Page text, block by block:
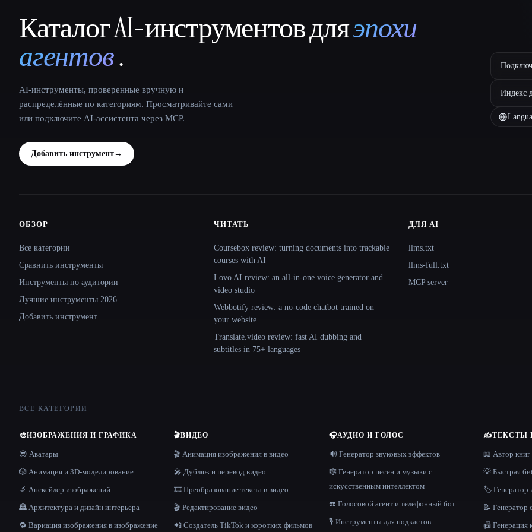
That AI Collection
Каталог AI-инструментов дляэпохи
агентов.
AI-инструменты, проверенные вручную и
распределённые по категориям. Просматривайте сами
или подключите AI-ассистента через MCP.
Добавить инструмент→
Индекс
Site navigation
ОБЗОР
Все категории
Сравнить инструменты
Инструменты по аудитории
Лучшие инструменты 2026
Добавить инструмент
ЧИТАТЬ
Coursebox review: turning documents into trackable
courses with AI
Lovo AI review: an all-in-one voice generator and
video studio
Webbotify review: a no-code chatbot trained on
your website
Translate.video review: fast AI dubbing and
subtitles in 75+ languages
ДЛЯ AI
llms.txt
llms-full.txt
MCP server
ВСЕ КАТЕГОРИИ
🎨ИЗОБРАЖЕНИЯ И ГРАФИКА
😎 Аватары
🎲 Анимация и 3D-моделирование
🔬 Апскейлер изображений
🏯 Архитектура и дизайн интерьера
🔁 Вариация изображения в изображение
🎬ВИДЕО
🎬 Анимация изображения в видео
🎤 Дубляж и перевод видео
🎞️ Преобразование текста в видео
🎬 Редактирование видео
📲 Создатель TikTok и коротких фильмов
🎧АУДИО И ГОЛОС
🔊 Генератор звуковых эффектов
🎼 Генератор песен и музыки с
искусственным интеллектом
☎️ Голосовой агент и телефонный бот
🎙️ Инструменты для подкастов
✍️ТЕКСТЫ
📖 Автор
💡 Быстрая
🏷️ Генератор
📝 Генератор
📠 Генерация